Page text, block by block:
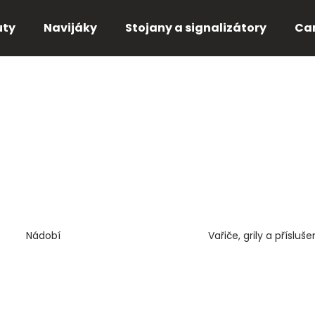
Navijáky Stojany a signalizátory
Nádobí Vařiče, grily a